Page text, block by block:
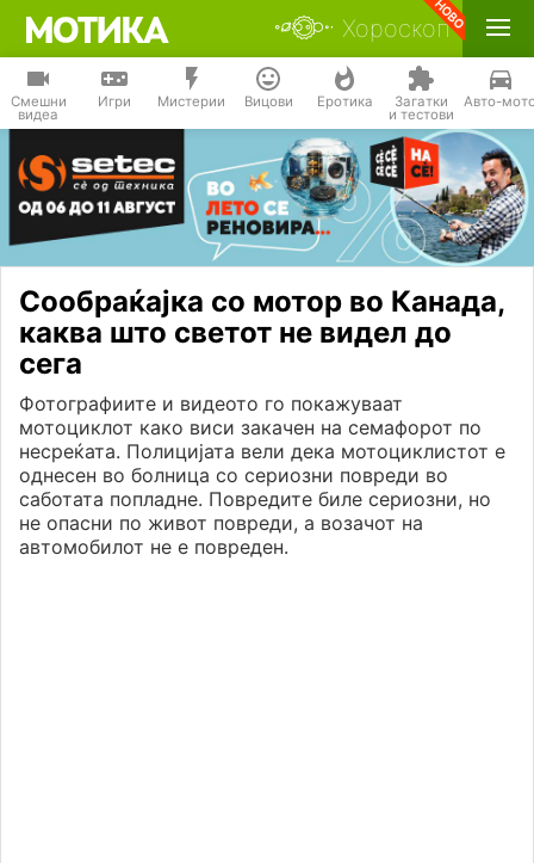
Хороскоп
Смешни
видеа
Игри Мистерии Вицови Еротика Загатки
и тестови
Авто-
Сообраќајка со мотор во Канада,
каква што светот не видел до
сега
Фотографиите и видеото го покажуваат
мотоциклот како виси закачен на семафорот по
несреќата. Полицијата вели дека мотоциклистот е
однесен во болница со сериозни повреди во
саботата попладне. Повредите биле сериозни, но
не опасни по живот повреди, а возачот на
автомобилот не е повреден.